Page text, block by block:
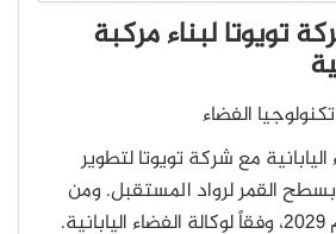
تويوتا لبناء مركبة
تكنولوجيا الفضاء
مع شركة تويوتا لتطوير
القمر لرواد المستقبل. ومن
المحتمل إطلاقها عام 2029، وفقاً لوكالة الفضاء اليابانية.